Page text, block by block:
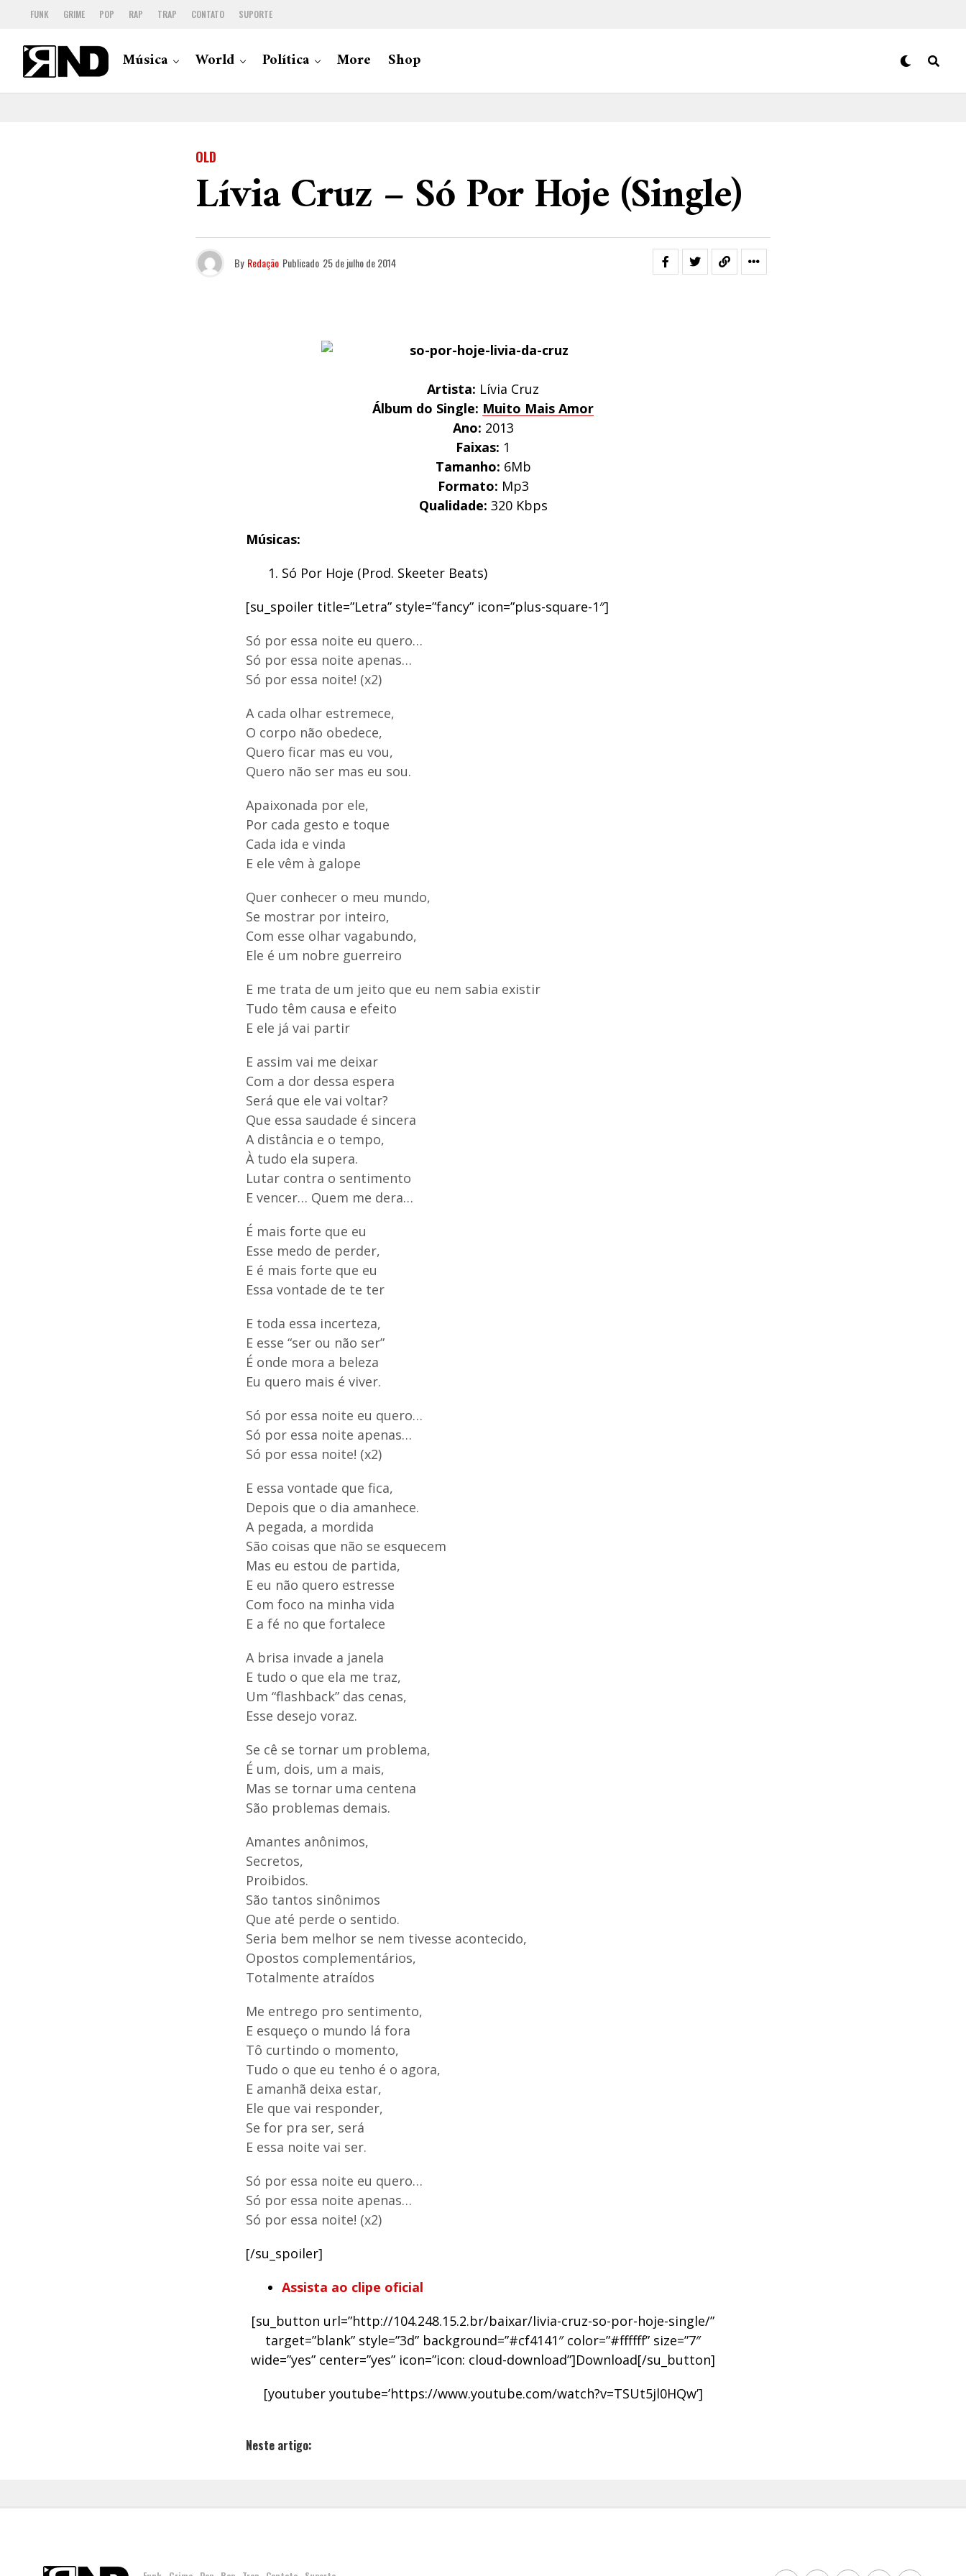
FUNK GRIME POP RAP TRAP CONTATO SUPORTE
Música World Política More Shop
OLD
Lívia Cruz – Só Por Hoje (Single)
By Redação Publicado 25 de julho de 2014
Artista: Lívia Cruz
Álbum do Single: Muito Mais Amor
Ano: 2013
Faixas: 1
Tamanho: 6Mb
Formato: Mp3
Qualidade: 320 Kbps
Músicas:
Só Por Hoje (Prod. Skeeter Beats)
[su_spoiler title=”Letra” style=”fancy” icon=”plus-square-1″]
Só por essa noite eu quero…
Só por essa noite apenas…
Só por essa noite! (x2)
A cada olhar estremece,
O corpo não obedece,
Quero ficar mas eu vou,
Quero não ser mas eu sou.
Apaixonada por ele,
Por cada gesto e toque
Cada ida e vinda
E ele vêm à galope
Quer conhecer o meu mundo,
Se mostrar por inteiro,
Com esse olhar vagabundo,
Ele é um nobre guerreiro
E me trata de um jeito que eu nem sabia existir
Tudo têm causa e efeito
E ele já vai partir
E assim vai me deixar
Com a dor dessa espera
Será que ele vai voltar?
Que essa saudade é sincera
A distância e o tempo,
À tudo ela supera.
Lutar contra o sentimento
E vencer… Quem me dera…
É mais forte que eu
Esse medo de perder,
E é mais forte que eu
Essa vontade de te ter
E toda essa incerteza,
E esse “ser ou não ser”
É onde mora a beleza
Eu quero mais é viver.
Só por essa noite eu quero…
Só por essa noite apenas…
Só por essa noite! (x2)
E essa vontade que fica,
Depois que o dia amanhece.
A pegada, a mordida
São coisas que não se esquecem
Mas eu estou de partida,
E eu não quero estresse
Com foco na minha vida
E a fé no que fortalece
A brisa invade a janela
E tudo o que ela me traz,
Um “flashback” das cenas,
Esse desejo voraz.
Se cê se tornar um problema,
É um, dois, um a mais,
Mas se tornar uma centena
São problemas demais.
Amantes anônimos,
Secretos,
Proibidos.
São tantos sinônimos
Que até perde o sentido.
Seria bem melhor se nem tivesse acontecido,
Opostos complementários,
Totalmente atraídos
Me entrego pro sentimento,
E esqueço o mundo lá fora
Tô curtindo o momento,
Tudo o que eu tenho é o agora,
E amanhã deixa estar,
Ele que vai responder,
Se for pra ser, será
E essa noite vai ser.
Só por essa noite eu quero…
Só por essa noite apenas…
Só por essa noite! (x2)
[/su_spoiler]
Assista ao clipe oficial
[su_button url=”http://104.248.15.2.br/baixar/livia-cruz-so-por-hoje-single/”
target=”blank” style=”3d” background=”#cf4141″ color=”#ffffff” size=”7″
wide=”yes” center=”yes” icon=”icon: cloud-download”]Download[/su_button]
[youtuber youtube=’https://www.youtube.com/watch?v=TSUt5jl0HQw’]
Neste artigo: